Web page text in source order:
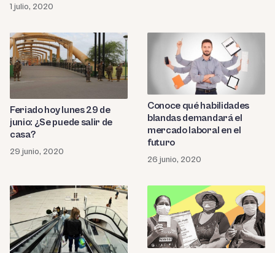
1 julio, 2020
Feriado hoy lunes 29 de
junio: ¿Se puede salir de
casa?
29 junio, 2020
Conoce qué habilidades
blandas demandará el
mercado laboral en el
futuro
26 junio, 2020